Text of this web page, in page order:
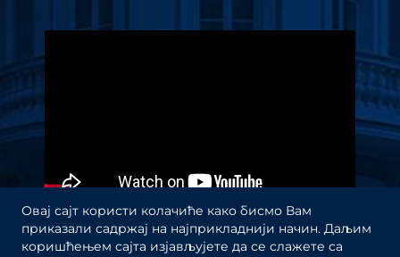
видео
Овај сајт користи колачиће како бисмо Вам
приказали садржај на најприкладнији начин. Даљим
коришћењем сајта изјављујете да се слажете са